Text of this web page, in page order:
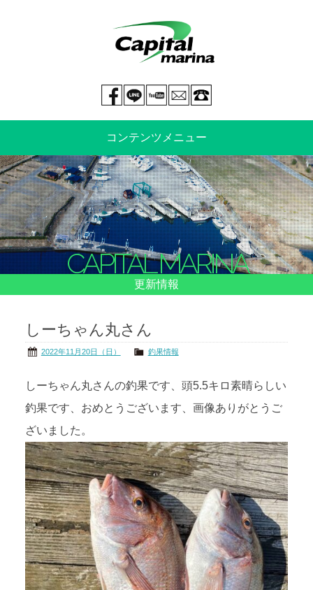
mail
You tube
LINE@
Facebook page
コンテンツメニュー
中古艇情報 新艇情報
船のご売却 整備・特殊艤装
船舶保険 マリーナ情報・料金表
茨城の海
会社概要 リンク
CAPITAL MARINA
更新情報
しーちゃん丸さん
2022年11月20日（日） 釣果情報
しーちゃん丸さんの釣果です、頭5.5キロ素晴らしい
釣果です、おめとうございます、画像ありがとうご
ざいました。